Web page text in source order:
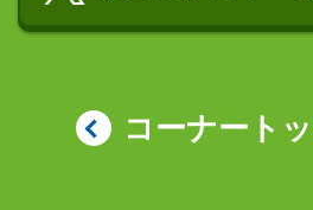
コーナート